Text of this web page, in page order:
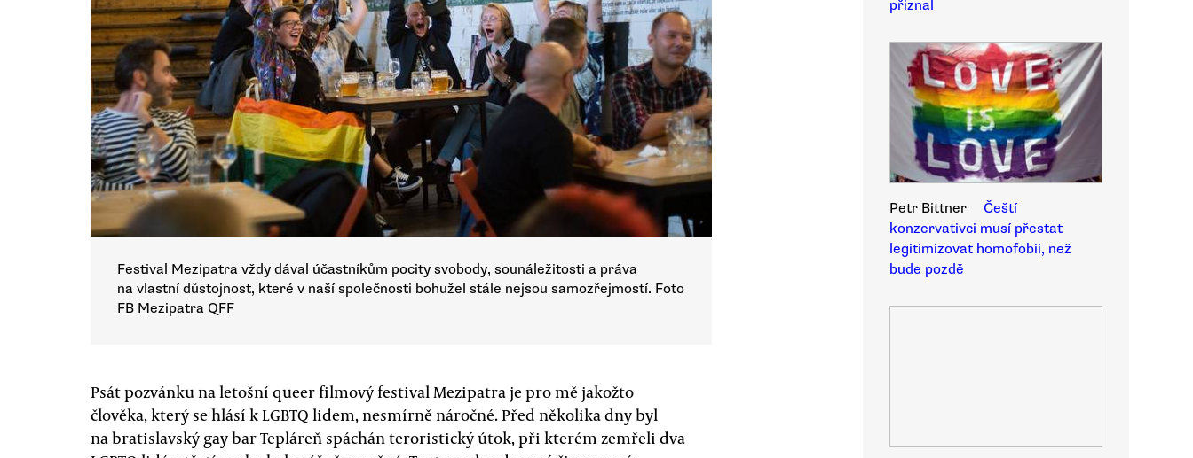
Festival Mezipatra vždy dával účastníkům pocity svobody, sounáležitosti a práva
na vlastní důstojnost, které v naší společnosti bohužel stále nejsou samozřejmostí. Foto
FB Mezipatra QFF
Psát pozvánku na letošní queer filmový festival Mezipatra je pro mě jakožto
člověka, který se hlásí k LGBTQ lidem, nesmírně náročné. Před několika dny byl
na bratislavský gay bar Tepláreň spáchán teroristický útok, při kterém zemřeli dva
přiznal
Petr Bittner
Čeští
konzervativci musí přestat
legitimizovat homofobii, než
bude pozdě